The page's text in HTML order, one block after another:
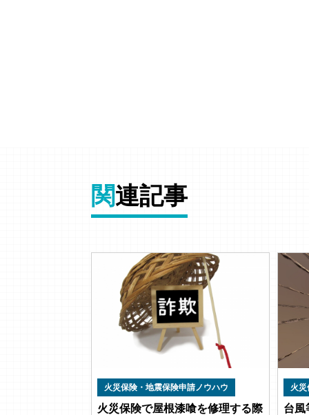
関連記事
火災保険・地震保険申請ノウハウ
火災保険で屋根漆喰を修理する際
火
台風